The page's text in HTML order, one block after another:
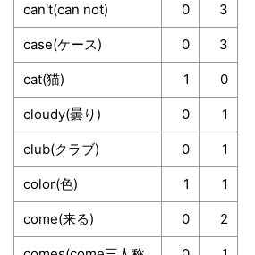
can't(can not) 0 3
case(ケース) 0 3
cat(猫) 1 0
cloudy(曇り) 0 1
club(クラブ) 0 1
color(色) 1 1
come(来る) 0 2